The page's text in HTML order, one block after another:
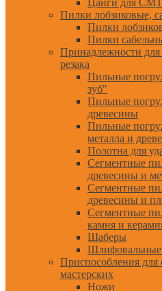
Цанги для
Пилки лобзиковые,
Пилки
Пилки
Принадлежности
резака
Пильные
зуб"
Пильные
древесины
Пильные
металла и
Полотна для
Сегментные
древесины и
Сегментные
древесины и
Сегментные
камня и
Шаберы
Приспособления
мастерских
Ножи